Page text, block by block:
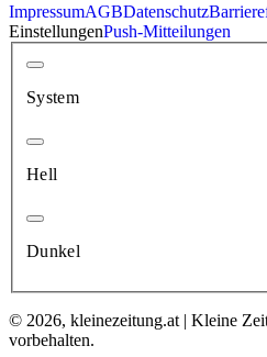
ImpressumAGBDatenschutz
EinstellungenPush-Mitteilungen
System
Hell
Dunkel
© 2026, kleinezeitung.at | Kleine
vorbehalten.